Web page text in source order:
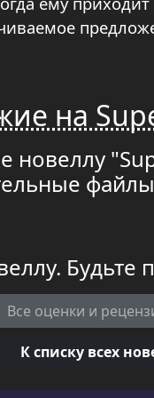
на
новеллу
файлы
Будьте
Все оценки и
К списку всех